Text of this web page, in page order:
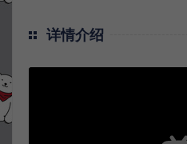
详情介绍